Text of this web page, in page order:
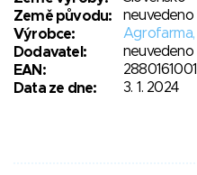
Země původu:
neuvedeno
Výrobce:
Agrofarma,
Dodavatel:
neuvedeno
EAN:
Data ze dne:
3. 1. 2024